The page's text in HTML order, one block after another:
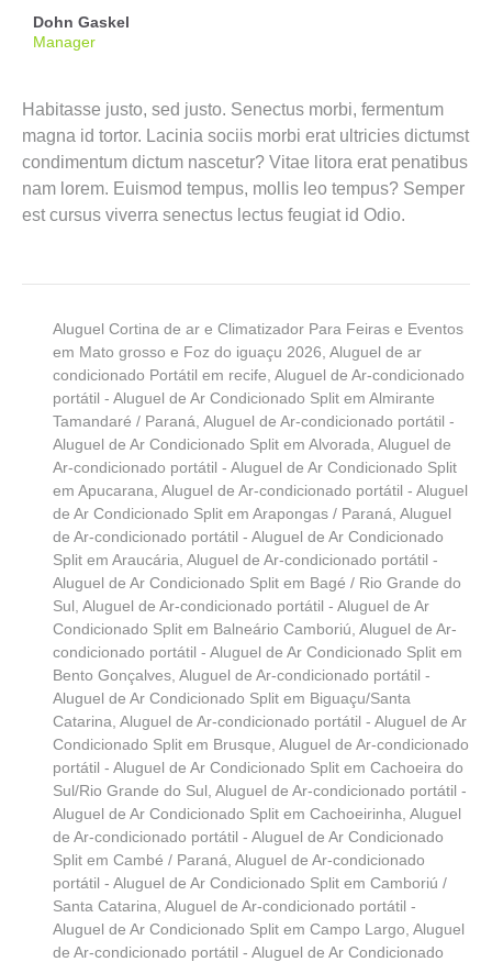
Dohn Gaskel
Manager
Habitasse justo, sed justo. Senectus morbi, fermentum
magna id tortor. Lacinia sociis morbi erat ultricies dictumst
condimentum dictum nascetur? Vitae litora erat penatibus
nam lorem. Euismod tempus, mollis leo tempus? Semper
est cursus viverra senectus lectus feugiat id Odio.
Aluguel Cortina de ar e Climatizador Para Feiras e Eventos
em Mato grosso e Foz do iguaçu 2026 Aluguel de ar
condicionado Portátil em recife Aluguel de Ar-condicionado
portátil - Aluguel de Ar Condicionado Split em Almirante
Tamandaré / Paraná Aluguel de Ar-condicionado portátil -
Aluguel de Ar Condicionado Split em Alvorada Aluguel de
Ar-condicionado portátil - Aluguel de Ar Condicionado Split
em Apucarana Aluguel de Ar-condicionado portátil - Aluguel
de Ar Condicionado Split em Arapongas / Paraná Aluguel
de Ar-condicionado portátil - Aluguel de Ar Condicionado
Split em Araucária Aluguel de Ar-condicionado portátil -
Aluguel de Ar Condicionado Split em Bagé / Rio Grande do
Sul Aluguel de Ar-condicionado portátil - Aluguel de Ar
Condicionado Split em Balneário Camboriú Aluguel de Ar-
condicionado portátil - Aluguel de Ar Condicionado Split em
Bento Gonçalves Aluguel de Ar-condicionado portátil -
Aluguel de Ar Condicionado Split em Biguaçu/Santa
Catarina Aluguel de Ar-condicionado portátil - Aluguel de Ar
Condicionado Split em Brusque Aluguel de Ar-condicionado
portátil - Aluguel de Ar Condicionado Split em Cachoeira do
Sul/Rio Grande do Sul Aluguel de Ar-condicionado portátil -
Aluguel de Ar Condicionado Split em Cachoeirinha Aluguel
de Ar-condicionado portátil - Aluguel de Ar Condicionado
Split em Cambé / Paraná Aluguel de Ar-condicionado
portátil - Aluguel de Ar Condicionado Split em Camboriú /
Santa Catarina Aluguel de Ar-condicionado portátil -
Aluguel de Ar Condicionado Split em Campo Largo Aluguel
de Ar-condicionado portátil - Aluguel de Ar Condicionado